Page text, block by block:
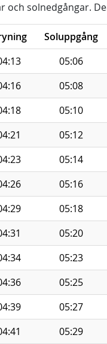
och solnedgångar.
Soluppgång
05:06
05:08
05:10
05:12
05:14
05:16
05:18
05:20
05:23
05:25
05:27
05:29